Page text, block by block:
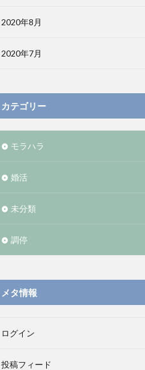
2020年8月
2020年7月
カテゴリー
モラハラ
婚活
未分類
調停
メタ情報
ログイン
投稿フィード